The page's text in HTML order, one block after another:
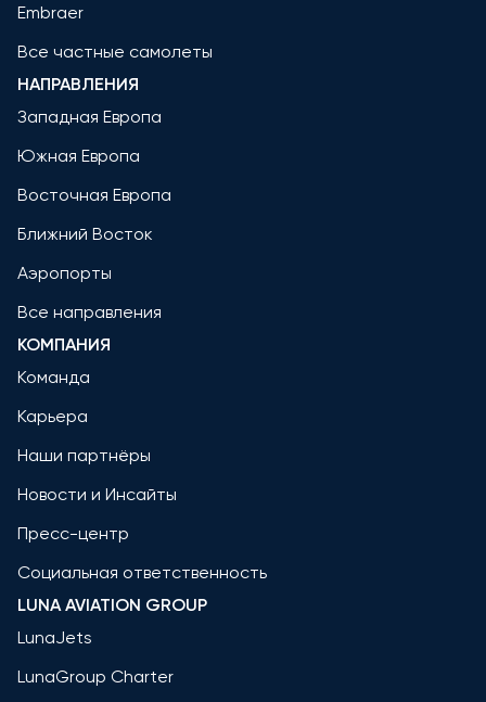
Embraer
Все частные самолеты
НАПРАВЛЕНИЯ
Западная Европа
Южная Европа
Восточная Европа
Ближний Восток
Аэропорты
Все направления
КОМПАНИЯ
Команда
Карьера
Наши партнёры
Новости и Инсайты
Пресс-центр
Социальная ответственность
LUNA AVIATION GROUP
LunaJets
LunaGroup Charter